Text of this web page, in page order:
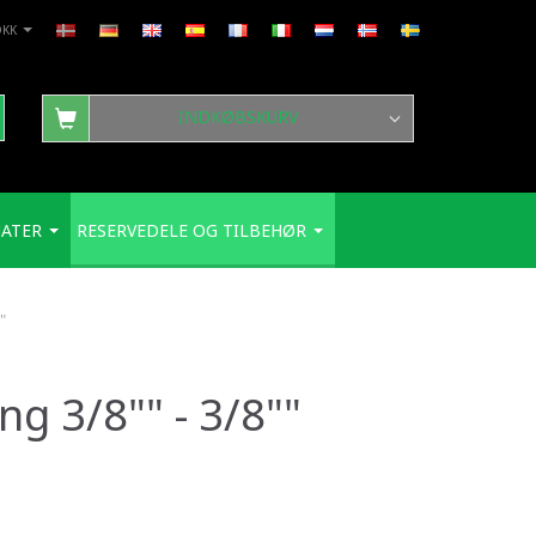
INDKØBSKURV
RESERVEDELE OG TILBEHØR
3/8"" - 3/8""